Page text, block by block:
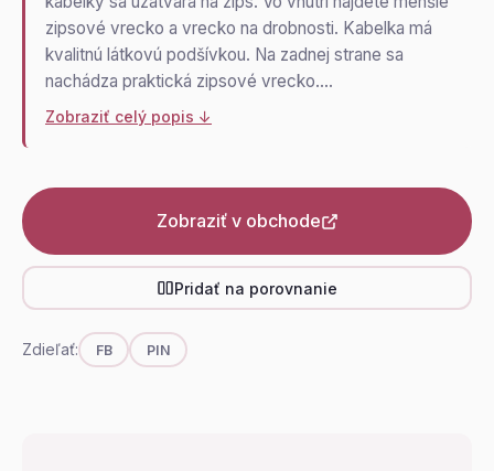
zipsové vrecko a vrecko na drobnosti. Kabelka má
kvalitnú látkovú podšívkou. Na zadnej strane sa
nachádza praktická zipsové vrecko.…
Zobraziť celý popis ↓
Zobraziť v obchode
Pridať na porovnanie
Zdieľať: FB PIN